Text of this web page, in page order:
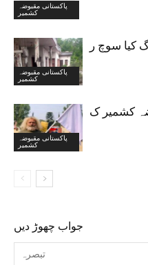
پاکستانی مقبوضہ
کشمیر
پاکستانی مقبوضہ
کشمیر
پاکستانی مقبوضہ
کشمیر
جواب چھوڑ دیں